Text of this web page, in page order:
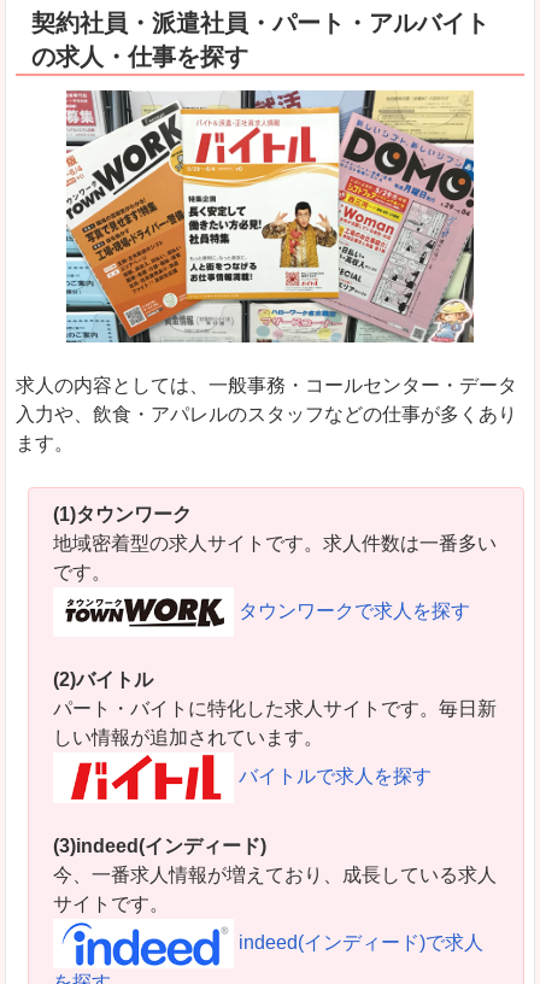
契約社員・派遣社員・パート・アルバイト
の求人・仕事を探す
求人の内容としては、一般事務・コールセンター・データ
入力や、飲食・アパレルのスタッフなどの仕事が多くあり
ます。
(1)タウンワーク
地域密着型の求人サイトです。求人件数は一番多い
です。
タウンワークで求人を探す
(2)バイトル
パート・バイトに特化した求人サイトです。毎日新
しい情報が追加されています。
バイトルで求人を探す
(3)indeed(インディード)
今、一番求人情報が増えており、成長している求人
サイトです。
indeed(インディード)で求人